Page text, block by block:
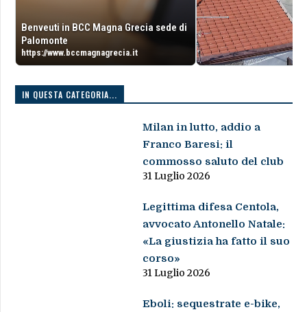
Benveuti in BCC Magna Grecia sede di
Palomonte
https://www.bccmagnagrecia.it
IN QUESTA CATEGORIA...
Milan in lutto, addio a
Franco Baresi: il
commosso saluto del club
31 Luglio 2026
Legittima difesa Centola,
avvocato Antonello Natale:
«La giustizia ha fatto il suo
corso»
31 Luglio 2026
Eboli: sequestrate e-bike,